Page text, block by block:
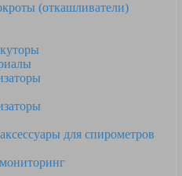
(откашливатели)
для спирометров